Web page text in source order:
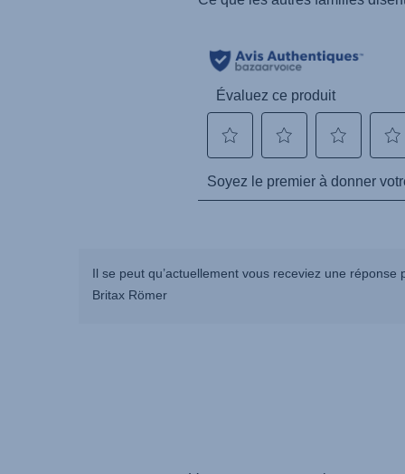
Il se peut qu’actuellement vous receviez une
Britax Römer